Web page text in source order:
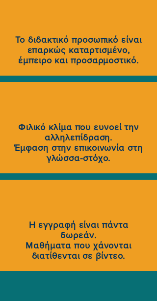
Το διδακτικό προσωπικό είναι
επαρκώς καταρτισμένο,
έμπειρο και προσαρμοστικό.
Φιλικό κλίμα που ευνοεί την
αλληλεπίδραση.
Έμφαση στην επικοινωνία στη
γλώσσα-στόχο.
Η εγγραφή είναι πάντα
δωρεάν.
Μαθήματα που χάνονται
διατίθενται σε βίντεο.